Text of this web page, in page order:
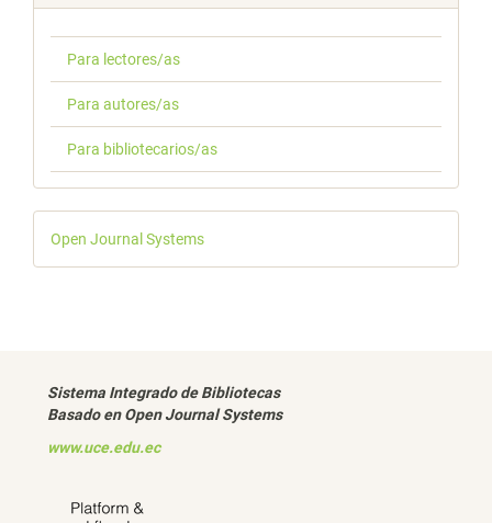
Para lectores/as
Para autores/as
Para bibliotecarios/as
Desarrollado
por
Open Journal Systems
Sistema Integrado de Bibliotecas
Basado en Open Journal Systems
www.uce.edu.ec